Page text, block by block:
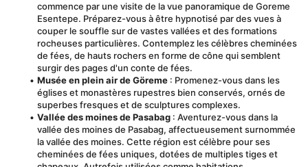
commence par une visite de la vue panoramique de Goreme
Esentepe. Préparez-vous à être hypnotisé par des vues à
couper le souffle sur de vastes vallées et des formations
rocheuses particulières. Contemplez les célèbres cheminées
de fées, de hauts rochers en forme de cône qui semblent
surgir des pages d'un conte de fées.
Musée en plein air de Göreme : Promenez-vous dans les
églises et monastères rupestres bien conservés, ornés de
superbes fresques et de sculptures complexes.
Vallée des moines de Pasabag : Aventurez-vous dans la
vallée des moines de Pasabag, affectueusement surnommée
la vallée des moines. Cette région est célèbre pour ses
cheminées de fées uniques, dotées de multiples tiges et